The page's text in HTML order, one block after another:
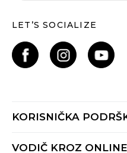
LET’S SOCIALIZE
KORISNIČKA
Provjeri status porudžbine
VODIČ KROZ